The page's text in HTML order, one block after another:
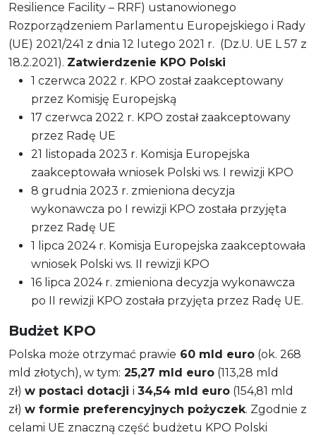
Resilience Facility – RRF) ustanowionego
Rozporządzeniem Parlamentu Europejskiego i Rady
(UE) 2021/241 z dnia 12 lutego 2021 r. (Dz.U. UE L 57 z
18.2.2021). Zatwierdzenie KPO Polski
1 czerwca 2022 r. KPO został zaakceptowany
przez Komisję Europejską
17 czerwca 2022 r. KPO został zaakceptowany
przez Radę UE
21 listopada 2023 r. Komisja Europejska
zaakceptowała wniosek Polski ws. I rewizji KPO
8 grudnia 2023 r. zmieniona decyzja
wykonawcza po I rewizji KPO została przyjęta
przez Radę UE
1 lipca 2024 r. Komisja Europejska zaakceptowała
wniosek Polski ws. II rewizji KPO
16 lipca 2024 r. zmieniona decyzja wykonawcza
po II rewizji KPO została przyjęta przez Radę UE.
Budżet KPO
Polska może otrzymać prawie 60 mld euro (ok. 268
mld złotych), w tym: 25,27 mld euro (113,28 mld
zł) w postaci dotacji i 34,54 mld euro (154,81 mld
zł) w formie preferencyjnych pożyczek. Zgodnie z
celami UE znaczną część budżetu KPO Polski